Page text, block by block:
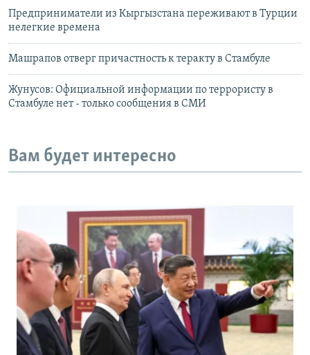
Предприниматели из Кыргызстана переживают в Турции
нелегкие времена
Машрапов отверг причастность к теракту в Стамбуле
Жунусов: Официальной информации по террористу в
Стамбуле нет - только сообщения в СМИ
Вам будет интересно